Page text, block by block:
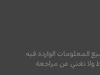
المعلومات الواردة فيه
تغني عن مراجعة